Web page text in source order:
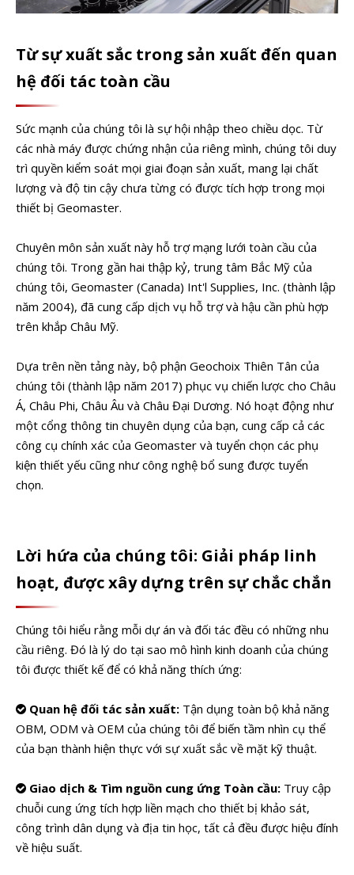
Từ sự xuất sắc trong sản xuất đến quan
hệ đối tác toàn cầu
Sức mạnh của chúng tôi là sự hội nhập theo chiều dọc. Từ
các nhà máy được chứng nhận của riêng mình, chúng tôi duy
trì quyền kiểm soát mọi giai đoạn sản xuất, mang lại chất
lượng và độ tin cậy chưa từng có được tích hợp trong mọi
thiết bị Geomaster.
Chuyên môn sản xuất này hỗ trợ mạng lưới toàn cầu của
chúng tôi. Trong gần hai thập kỷ, trung tâm Bắc Mỹ của
chúng tôi, Geomaster (Canada) Int'l Supplies, Inc. (thành lập
năm 2004), đã cung cấp dịch vụ hỗ trợ và hậu cần phù hợp
trên khắp Châu Mỹ.
Dựa trên nền tảng này, bộ phận Geochoix Thiên Tân của
chúng tôi (thành lập năm 2017) phục vụ chiến lược cho Châu
Á, Châu Phi, Châu Âu và Châu Đại Dương. Nó hoạt động như
một cổng thông tin chuyên dụng của bạn, cung cấp cả các
công cụ chính xác của Geomaster và tuyển chọn các phụ
kiện thiết yếu cũng như công nghệ bổ sung được tuyển
chọn.
Lời hứa của chúng tôi: Giải pháp linh
hoạt, được xây dựng trên sự chắc chắn
Chúng tôi hiểu rằng mỗi dự án và đối tác đều có những nhu
cầu riêng. Đó là lý do tại sao mô hình kinh doanh của chúng
tôi được thiết kế để có khả năng thích ứng:
 Quan hệ đối tác sản xuất: Tận dụng toàn bộ khả năng
OBM, ODM và OEM của chúng tôi để biến tầm nhìn cụ thể
của bạn thành hiện thực với sự xuất sắc về mặt kỹ thuật.
 Giao dịch & Tìm nguồn cung ứng Toàn cầu: Truy cập
chuỗi cung ứng tích hợp liền mạch cho thiết bị khảo sát,
công trình dân dụng và địa tin học, tất cả đều được hiệu đính
về hiệu suất.